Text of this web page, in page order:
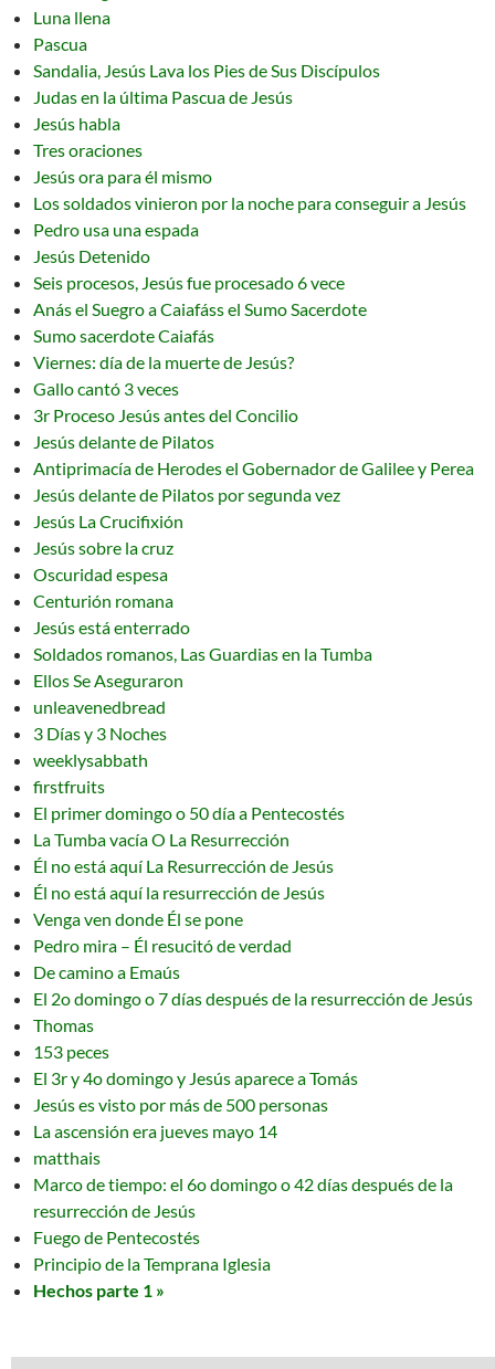
Luna llena
Pascua
Sandalia, Jesús Lava los Pies de Sus Discípulos
Judas en la última Pascua de Jesús
Jesús habla
Tres oraciones
Jesús ora para él mismo
Los soldados vinieron por la noche para conseguir a Jesús
Pedro usa una espada
Jesús Detenido
Seis procesos, Jesús fue procesado 6 vece
Anás el Suegro a Caiafáss el Sumo Sacerdote
Sumo sacerdote Caiafás
Viernes: día de la muerte de Jesús?
Gallo cantó 3 veces
3r Proceso Jesús antes del Concilio
Jesús delante de Pilatos
Antiprimacía de Herodes el Gobernador de Galilee y Perea
Jesús delante de Pilatos por segunda vez
Jesús La Crucifixión
Jesús sobre la cruz
Oscuridad espesa
Centurión romana
Jesús está enterrado
Soldados romanos, Las Guardias en la Tumba
Ellos Se Aseguraron
unleavenedbread
3 Días y 3 Noches
weeklysabbath
firstfruits
El primer domingo o 50 día a Pentecostés
La Tumba vacía O La Resurrección
Él no está aquí La Resurrección de Jesús
Él no está aquí la resurrección de Jesús
Venga ven donde Él se pone
Pedro mira – Él resucitó de verdad
De camino a Emaús
El 2o domingo o 7 días después de la resurrección de Jesús
Thomas
153 peces
El 3r y 4o domingo y Jesús aparece a Tomás
Jesús es visto por más de 500 personas
La ascensión era jueves mayo 14
matthais
Marco de tiempo: el 6o domingo o 42 días después de la
resurrección de Jesús
Fuego de Pentecostés
Principio de la Temprana Iglesia
Hechos parte 1 »